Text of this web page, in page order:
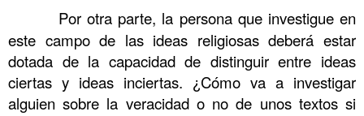
Por otra parte, la persona que investigue en
este campo de las ideas religiosas deberá estar
dotada de la capacidad de distinguir entre ideas
ciertas y ideas inciertas. ¿Cómo va a investigar
alguien sobre la veracidad o no de unos textos si